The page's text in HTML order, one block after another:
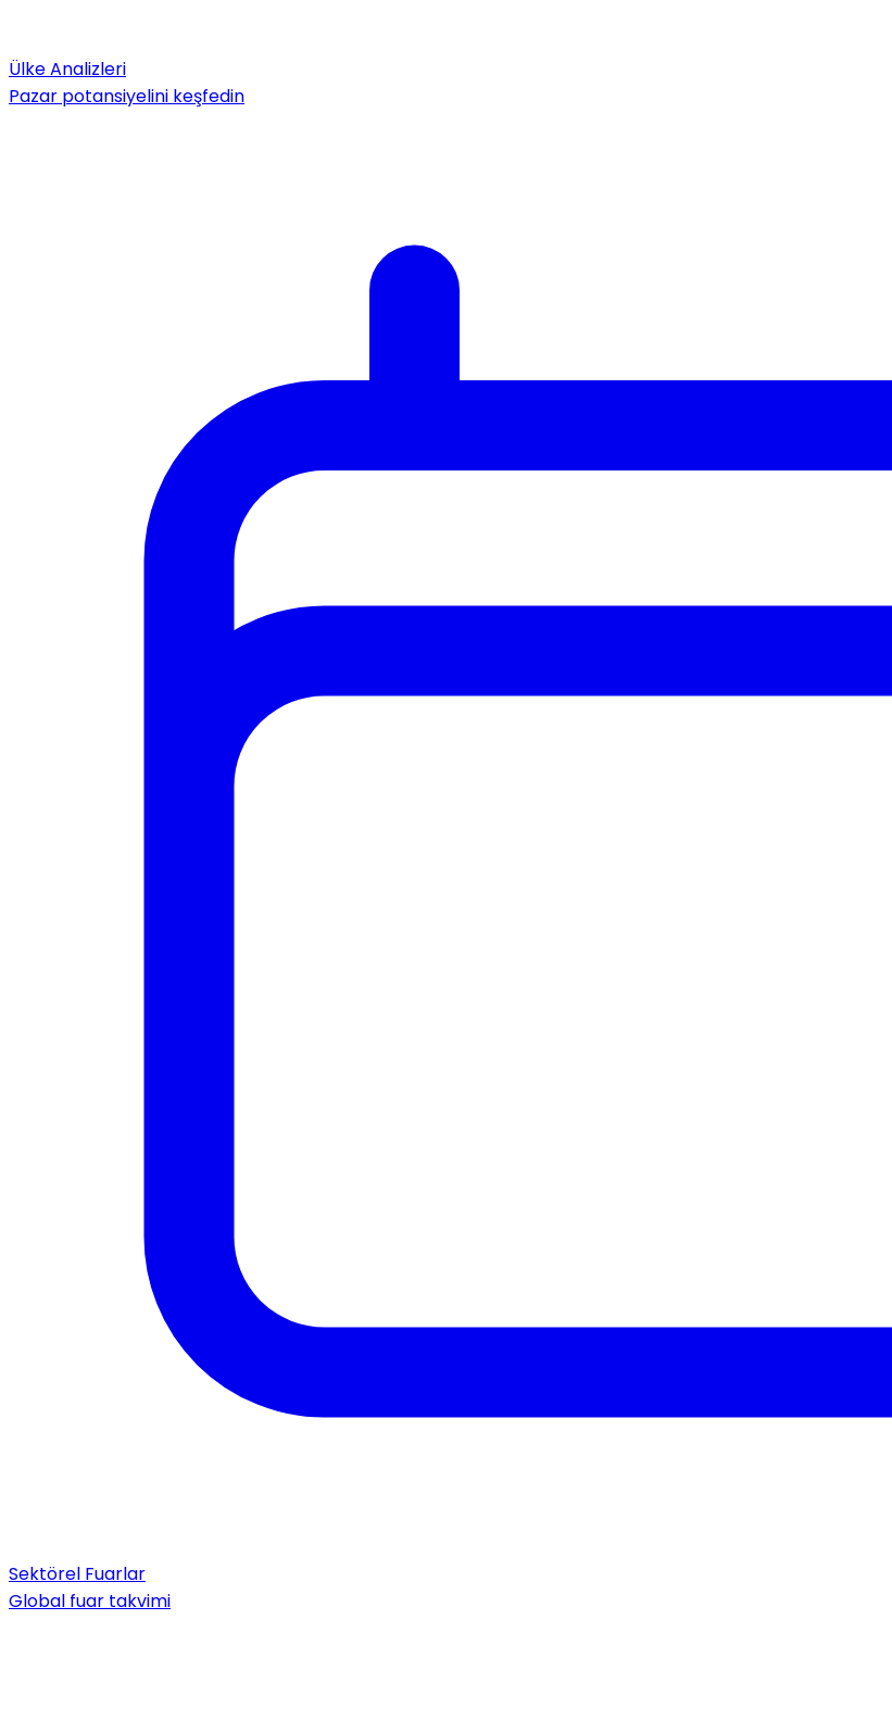
Ülke Analizleri
Pazar potansiyelini keşfedin
Sektörel Fuarlar
Global fuar takvimi